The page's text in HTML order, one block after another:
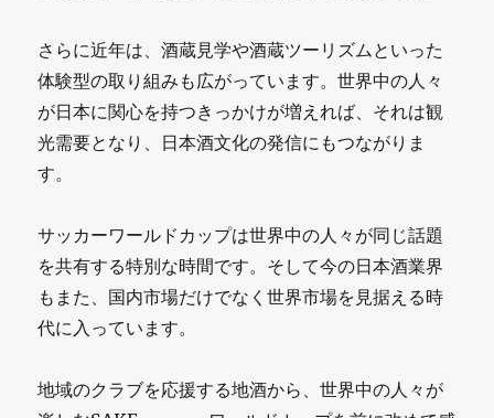
さらに近年は、酒蔵見学や酒蔵ツーリズムといった
体験型の取り組みも広がっています。世界中の人々
が日本に関心を持つきっかけが増えれば、それは観
光需要となり、日本酒文化の発信にもつながりま
す。
サッカーワールドカップは世界中の人々が同じ話題
を共有する特別な時間です。そして今の日本酒業界
もまた、国内市場だけでなく世界市場を見据える時
代に入っています。
地域のクラブを応援する地酒から、世界中の人々が